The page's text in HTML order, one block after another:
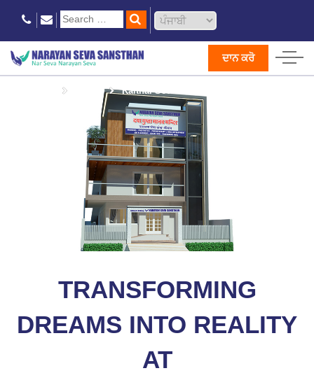
ਦਾਨ ਕਰੋ
Kaithal Seva Kendra
TRANSFORMING
DREAMS INTO REALITY
AT